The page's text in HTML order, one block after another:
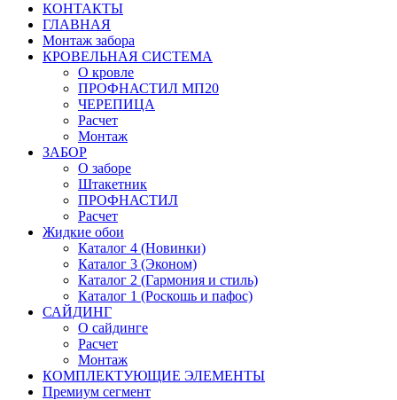
КОНТАКТЫ
ГЛАВНАЯ
Монтаж забора
КРОВЕЛЬНАЯ СИСТЕМА
О кровле
ПРОФНАСТИЛ МП20
ЧЕРЕПИЦА
Расчет
Монтаж
ЗАБОР
О заборе
Штакетник
ПРОФНАСТИЛ
Расчет
Жидкие обои
Каталог 4 (Новинки)
Каталог 3 (Эконом)
Каталог 2 (Гармония и стиль)
Каталог 1 (Роскошь и пафос)
САЙДИНГ
О сайдинге
Расчет
Монтаж
КОМПЛЕКТУЮЩИЕ ЭЛЕМЕНТЫ
Премиум сегмент